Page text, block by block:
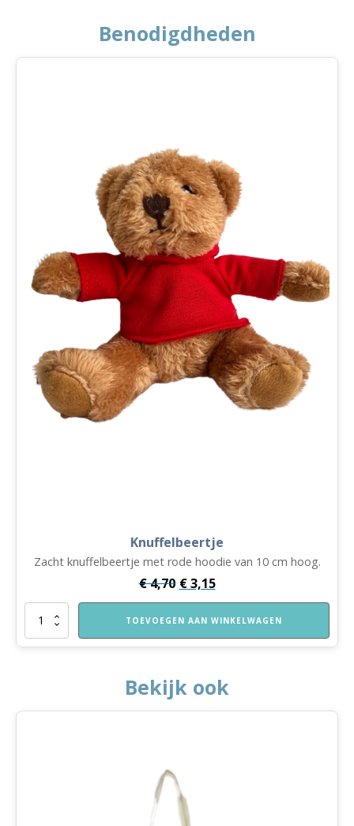
Bekijk ook
Benodigdheden
Knuffelbeertje
Zacht knuffelbeertje met rode hoodie van 10 cm hoog.
€4,70 €3,15
Knuffelbeertje
TOEVOEGEN AAN WINKELWAGEN